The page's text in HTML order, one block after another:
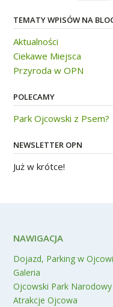
TEMATY WPISÓW NA
Aktualności
Ciekawe Miejsca
Przyroda w OPN
POLECAMY
Park Ojcowski z Psem?
NEWSLETTER OPN
Już w krótce!
NAWIGACJA
Dojazd, Parking w
Galeria
Ojcowski Park Narodowy
Atrakcje Ojcowa